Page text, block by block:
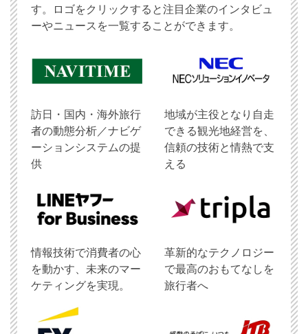
す。ロゴをクリックすると注目企業のインタビュ
ーやニュースを一覧することができます。
訪日・国内・海外旅行
者の動態分析／ナビゲ
ーションシステムの提
供
地域が主役となり自走
できる観光地経営を、
信頼の技術と情熱で支
える
情報技術で消費者の心
を動かす、未来のマー
ケティングを実現。
革新的なテクノロジー
で最高のおもてなしを
旅行者へ